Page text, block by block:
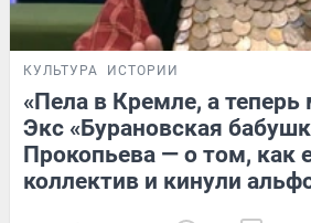
КУЛЬТУРА ИСТОРИИ
«Пела в Кремле, а
Экс «Бурановская
Прокопьева — о том, как
коллектив и кинули